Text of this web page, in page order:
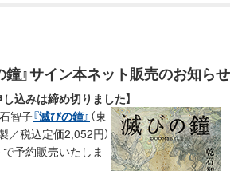
鐘』サイン本ネット販売のお知らせ
込みは締め切りました】
智子『滅びの鐘』 （東
／税込定価2,052円）
予約販売いたしま